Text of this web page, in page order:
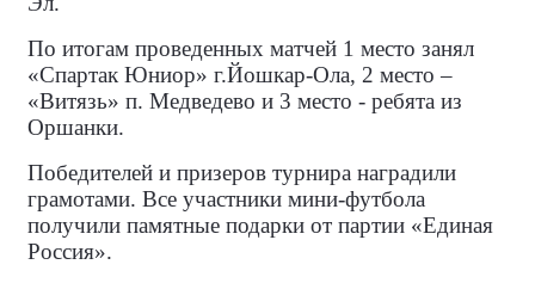
По итогам проведенных матчей 1 место занял
«Спартак Юниор» г.Йошкар-Ола, 2 место –
«Витязь» п. Медведево и 3 место - ребята из
Оршанки.
Победителей и призеров турнира наградили
грамотами. Все участники мини-футбола
получили памятные подарки от партии «Единая
Россия».